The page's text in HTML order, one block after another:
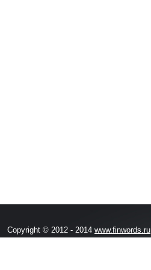
Copyright © 2012 - 2014 www.finwords.ru